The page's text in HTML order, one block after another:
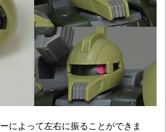
によって左右に振ることができま